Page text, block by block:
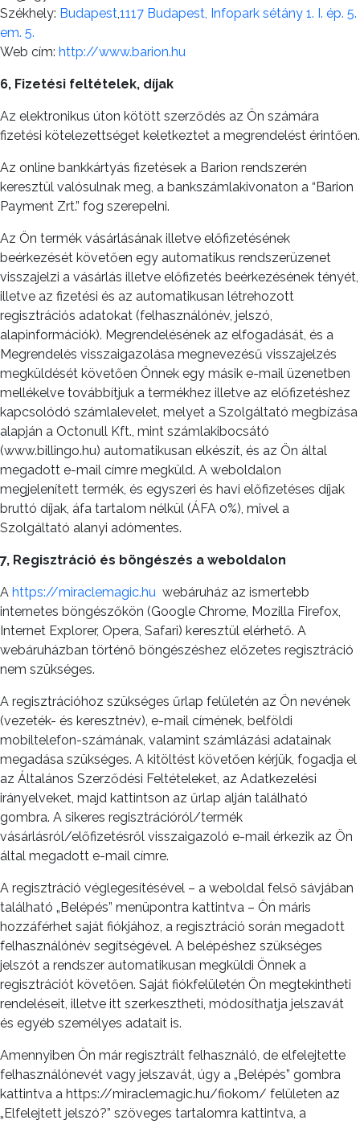
Székhely: Budapest,1117 Budapest, Infopark sétány 1. I. ép. 5.
em. 5.
Web cím: http://www.barion.hu
6, Fizetési feltételek, díjak
Az elektronikus úton kötött szerződés az Ön számára
fizetési kötelezettséget keletkeztet a megrendelést érintően.
Az online bankkártyás fizetések a Barion rendszerén
keresztül valósulnak meg, a bankszámlakivonaton a “Barion
Payment Zrt.” fog szerepelni.
Az Ön termék vásárlásának illetve előfizetésének
beérkezését követően egy automatikus rendszerüzenet
visszajelzi a vásárlás illetve előfizetés beérkezésének tényét,
illetve az fizetési és az automatikusan létrehozott
regisztrációs adatokat (felhasználónév, jelszó,
alapinformációk). Megrendelésének az elfogadását, és a
Megrendelés visszaigazolása megnevezésű visszajelzés
megküldését követően Önnek egy másik e-mail üzenetben
mellékelve továbbítjuk a termékhez illetve az előfizetéshez
kapcsolódó számlalevelet, melyet a Szolgáltató megbízása
alapján a Octonull Kft., mint számlakibocsátó
(www.billingo.hu) automatikusan elkészít, és az Ön által
megadott e-mail címre megküld. A weboldalon
megjelenített termék, és egyszeri és havi előfizetéses díjak
bruttó díjak, áfa tartalom nélkül (ÁFA 0%), mivel a
Szolgáltató alanyi adómentes.
7, Regisztráció és böngészés a weboldalon
A https://miraclemagic.hu webáruház az ismertebb
internetes böngészőkön (Google Chrome, Mozilla Firefox,
Internet Explorer, Opera, Safari) keresztül elérhető. A
webáruházban történő böngészéshez előzetes regisztráció
nem szükséges.
A regisztrációhoz szükséges űrlap felületén az Ön nevének
(vezeték- és keresztnév), e-mail címének, belföldi
mobiltelefon-számának, valamint számlázási adatainak
megadása szükséges. A kitöltést követően kérjük, fogadja el
az Általános Szerződési Feltételeket, az Adatkezelési
irányelveket, majd kattintson az űrlap alján található
gombra. A sikeres regisztrációról/termék
vásárlásról/előfizetésről visszaigazoló e-mail érkezik az Ön
által megadott e-mail címre.
A regisztráció véglegesítésével – a weboldal felső sávjában
található „Belépés” menüpontra kattintva – Ön máris
hozzáférhet saját fiókjához, a regisztráció során megadott
felhasználónév segítségével. A belépéshez szükséges
jelszót a rendszer automatikusan megküldi Önnek a
regisztrációt követően. Saját fiókfelületén Ön megtekintheti
rendeléseit, illetve itt szerkesztheti, módosíthatja jelszavát
és egyéb személyes adatait is.
Amennyiben Ön már regisztrált felhasználó, de elfelejtette
felhasználónevét vagy jelszavát, úgy a „Belépés” gombra
kattintva a https://miraclemagic.hu/fiokom/ felületen az
„Elfelejtett jelszó?” szöveges tartalomra kattintva, a